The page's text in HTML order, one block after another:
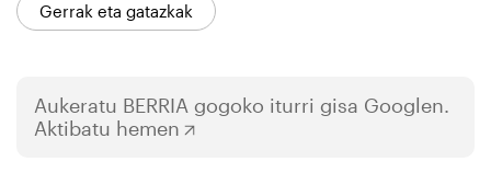
Gerrak eta gatazkak
Aukeratu BERRIA gogoko iturri gisa Googlen.
Aktibatu hemen